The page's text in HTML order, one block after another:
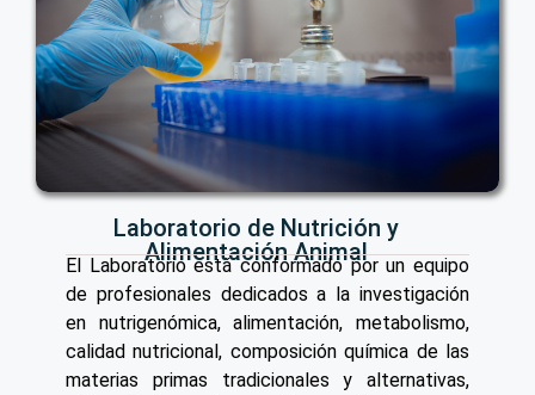
Laboratorio de Nutrición y
Alimentación Animal
El Laboratorio está conformado por un equipo
de profesionales dedicados a la investigación
en nutrigenómica, alimentación, metabolismo,
calidad nutricional, composición química de las
materias primas tradicionales y alternativas,